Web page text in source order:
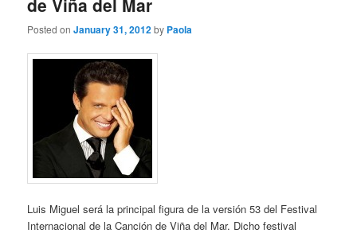
Posted onJanuary 31, 2012by Paola
Luis Miguel será la principal figura de la versión 53 del Festival
Internacional de la Canción de Viña del Mar. Dicho festival